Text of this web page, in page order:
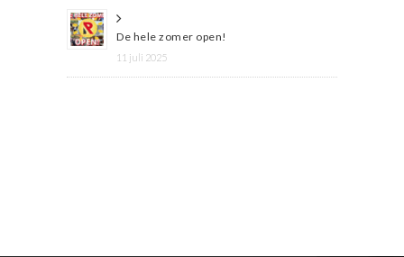
De hele zomer open!
11 juli 2025